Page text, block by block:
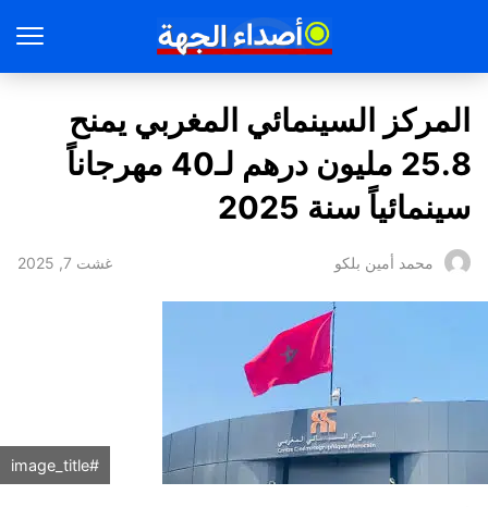
المركز السينمائي المغربي يمنح
25.8 مليون درهم لـ40 مهرجاناً
سينمائياً سنة 2025
محمد أمين بلكو غشت 7, 2025
#image_title